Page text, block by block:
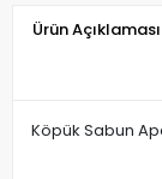
Ürün Açıklaması
Köpük Sabun